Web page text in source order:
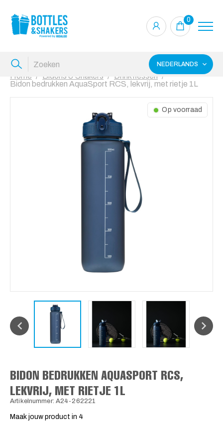
0
NEDERLANDS
Home Bidons & Shakers
Drinkflessen
Bidon bedrukken AquaSport RCS, lekvrij, met rietje 1L
Op voorraad
BIDON BEDRUKKEN AQUASPORT RCS,
LEKVRIJ, MET RIETJE 1L
Artikelnummer: A24-262221
Maak jouw product in 4